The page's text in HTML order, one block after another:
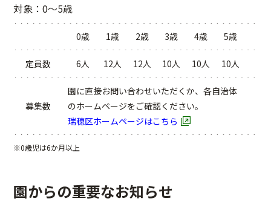
対象：0～5歳
0歳 1歳 2歳 3歳 4歳 5歳
定員数 6人 12人 12人 10人 10人 10人
募集数
園に直接お問い合わせいただくか、各自治体
のホームページをご確認ください。
瑞穂区ホームページはこちら
※0歳児は6か月以上
園からの重要なお知らせ